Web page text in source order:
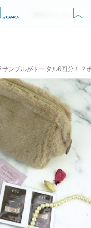
無料ダウンロード
サンプルがトータル6回分！？